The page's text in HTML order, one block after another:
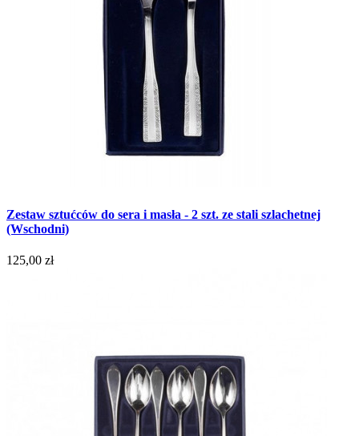
Zestaw sztućców do sera i masła - 2 szt. ze stali szlachetnej
(Wschodni)
125,00 zł